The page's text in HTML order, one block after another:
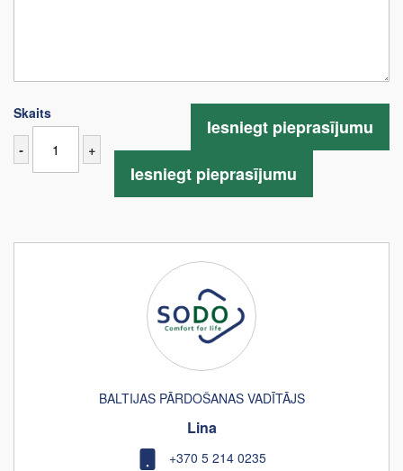
Skaits
- +
Iesniegt pieprasījumu
Iesniegt pieprasījumu
BALTIJAS PĀRDOŠANAS VADĪTĀJS
Lina
+370 5 214 0235